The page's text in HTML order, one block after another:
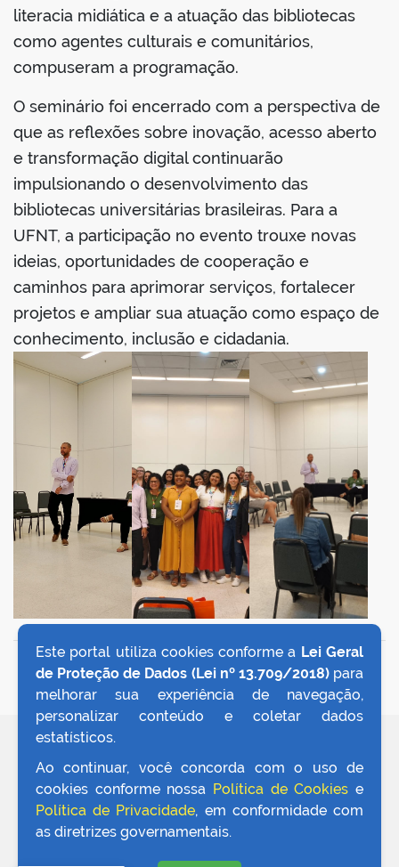
literacia midiática e a atuação das bibliotecas
como agentes culturais e comunitários,
compuseram a programação.
O seminário foi encerrado com a perspectiva de
que as reflexões sobre inovação, acesso aberto
e transformação digital continuarão
impulsionando o desenvolvimento das
bibliotecas universitárias brasileiras. Para a
UFNT, a participação no evento trouxe novas
ideias, oportunidades de cooperação e
caminhos para aprimorar serviços, fortalecer
projetos e ampliar sua atuação como espaço de
conhecimento, inclusão e cidadania.
VOLTAR AO TOPO
Este portal utiliza cookies conforme a Lei Geral
de Proteção de Dados (Lei nº 13.709/2018)para
melhorar sua experiência de navegação,
personalizar conteúdo e coletar dados
estatísticos.
Ao continuar, você concorda com o uso de
cookies conforme nossa Política de Cookies e
Política de Privacidade, em conformidade com
as diretrizes governamentais.